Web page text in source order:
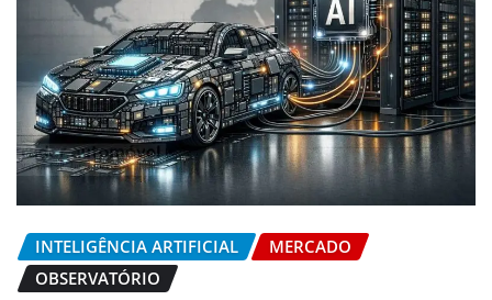
INTELIGÊNCIA ARTIFICIAL
MERCADO
OBSERVATÓRIO